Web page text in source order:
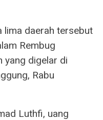
lima daerah tersebut
Rembug
yang digelar di
Rabu
Luthfi, uang